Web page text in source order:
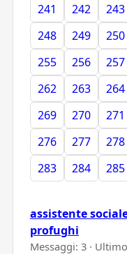
241
242 243
248
249 250
255
256 257
262
263 264
269
270 271
276
277 278
283
284 285
assistente
profughi
Messaggi: 3 ·